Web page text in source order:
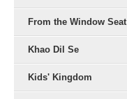
From the Window Seat
Khao Dil Se
Kids' Kingdom